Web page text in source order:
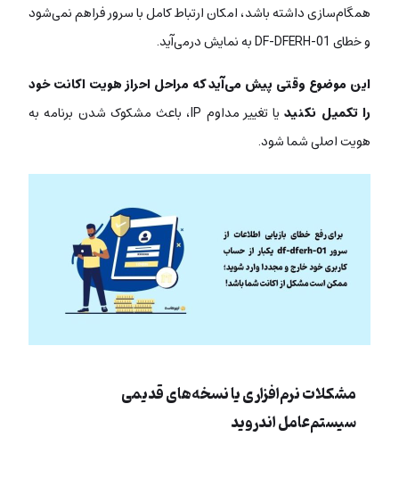
همگام‌سازی داشته باشد، امکان ارتباط کامل با سرور فراهم نمی‌شود
و خطای DF-DFERH-01 به نمایش درمی‌آید.
این موضوع وقتی پیش می‌آید که مراحل احراز هویت اکانت خود
را تکمیل نکنید
یا تغییر مداوم IP، باعث مشکوک شدن برنامه به
هویت اصلی شما شود.
مشکلات نرم‌افزاری یا نسخه‌های قدیمی
سیستم‌عامل اندروید